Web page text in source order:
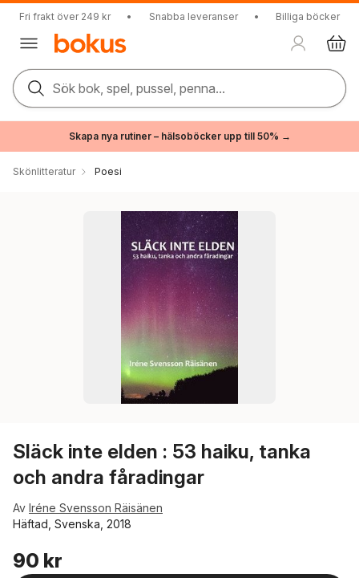
Fri frakt över 249 kr • Snabba leveranser • Billiga böcker
Sök bok, spel, pussel, penna...
Skapa nya rutiner – hälsoböcker upp till 50% →
Skönlitteratur Poesi
Släck inte elden : 53 haiku, tanka
och andra fåradingar
Av Iréne Svensson Räisänen
Häftad, Svenska, 2018
90 kr